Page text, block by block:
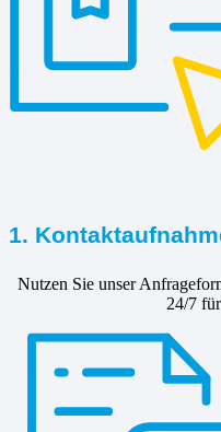
1.
Nutzen Sie unser
24/7